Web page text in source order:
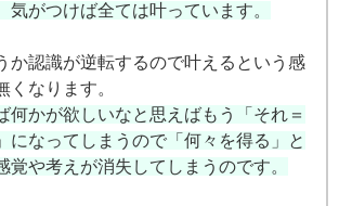
気がつけば全ては叶っています。
か認識が逆転するので叶えるという感
くなります。
何かが欲しいなと思えばもう「それ＝
になってしまうので「何々を得る」と
覚や考えが消失してしまうのです。